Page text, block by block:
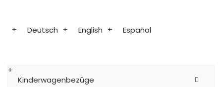
Deutsch English Español
Kinderwagenbezüge